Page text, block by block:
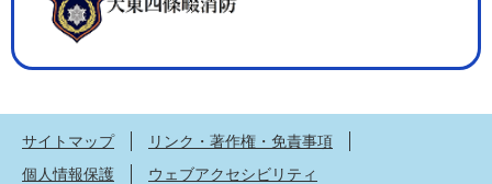
サイトマップ
リンク・著作権・免責事項
個人情報保護
ウェブアクセシビリティ